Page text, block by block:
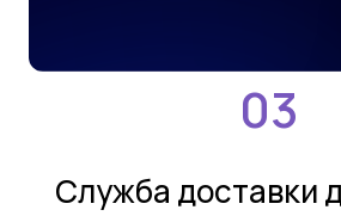
Службa дoстaвки